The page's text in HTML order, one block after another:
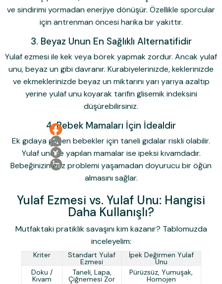
ve sindirimi yormadan enerjiye dönüşür. Özellikle sporcular
için antrenman öncesi harika bir yakıttır.
3. Beyaz Unun En Sağlıklı Alternatifidir
Yulaf ezmesi ile kek veya börek yapmak zordur. Ancak yulaf
unu, beyaz un gibi davranır. Kurabiyelerinizde, keklerinizde
ve ekmeklerinizde beyaz un miktarını yarı yarıya azaltıp
yerine yulaf unu koyarak tarifin glisemik indeksini
düşürebilirsiniz.
4. Bebek Mamaları İçin İdealdir
Ek gıdaya geçen bebekler için taneli gıdalar riskli olabilir.
Yulaf unu ile yapılan mamalar ise ipeksi kıvamdadır.
Bebeğinizin gaz problemi yaşamadan doyurucu bir öğün
almasını sağlar.
Yulaf Ezmesi vs. Yulaf Unu: Hangisi
Daha Kullanışlı?
Mutfaktaki pratiklik savaşını kim kazanır? Tablomuzda
inceleyelim:
Kriter Standart Yulaf
Ezmesi
İpek Değirmen Yulaf
Unu
Doku /
Kıvam
Taneli, Lapa,
Çiğnemesi Zor
Pürüzsüz, Yumuşak,
Homojen